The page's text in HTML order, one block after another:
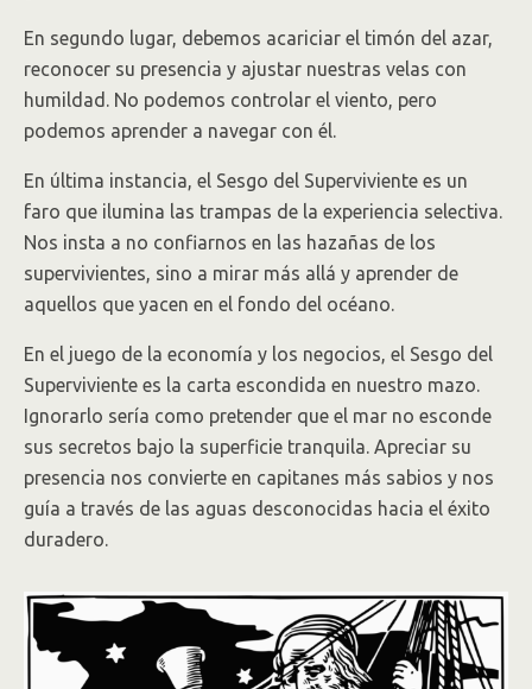
En segundo lugar, debemos acariciar el timón del azar,
reconocer su presencia y ajustar nuestras velas con
humildad. No podemos controlar el viento, pero
podemos aprender a navegar con él.
En última instancia, el Sesgo del Superviviente es un
faro que ilumina las trampas de la experiencia selectiva.
Nos insta a no confiarnos en las hazañas de los
supervivientes, sino a mirar más allá y aprender de
aquellos que yacen en el fondo del océano.
En el juego de la economía y los negocios, el Sesgo del
Superviviente es la carta escondida en nuestro mazo.
Ignorarlo sería como pretender que el mar no esconde
sus secretos bajo la superficie tranquila. Apreciar su
presencia nos convierte en capitanes más sabios y nos
guía a través de las aguas desconocidas hacia el éxito
duradero.